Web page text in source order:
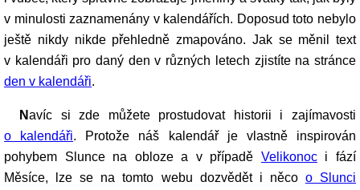
v minulosti zaznamenány v kalendářích. Doposud toto nebylo
ještě nikdy nikde přehledně zmapováno. Jak se měnil text
v kalendáři pro daný den v různých letech zjistíte na stránce
den v kalendáři.
Navíc si zde můžete prostudovat historii i zajímavosti
o kalendáři. Protože náš kalendář je vlastně inspirován
pohybem Slunce na obloze a v případě Velikonoci fází
Měsíce, lze se na tomto webu dozvědět i něco o Slunci